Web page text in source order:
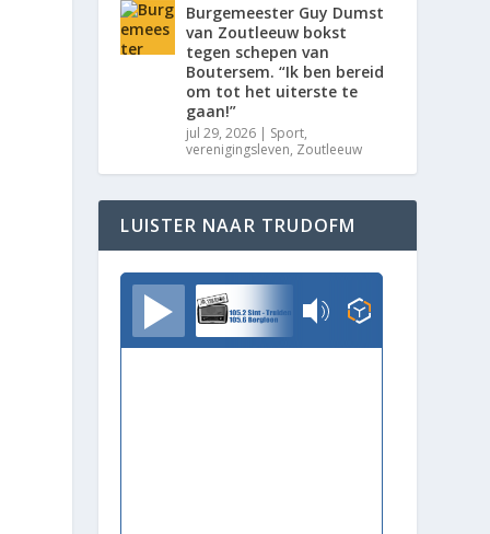
Burgemeester Guy Dumst
van Zoutleeuw bokst
tegen schepen van
Boutersem. “Ik ben bereid
om tot het uiterste te
gaan!”
jul 29, 2026 | Sport,
verenigingsleven, Zoutleeuw
LUISTER NAAR TRUDOFM
TrudoFM